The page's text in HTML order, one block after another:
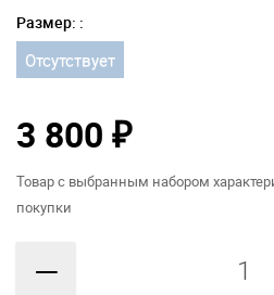
Размер: :
Отсутствует
3 800 ₽
Товар с выбранным набором
покупки
—